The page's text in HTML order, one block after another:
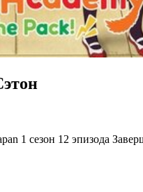
1 сезон 12 эпизода